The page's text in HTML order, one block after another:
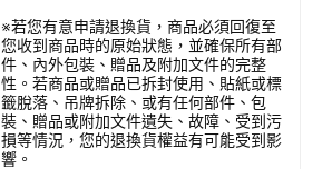
※若您有意申請退換貨，商品必須回復至
您收到商品時的原始狀態，並確保所有部
件、內外包裝、贈品及附加文件的完整
性。若商品或贈品已拆封使用、貼紙或標
籤脫落、吊牌拆除、或有任何部件、包
裝、贈品或附加文件遺失、故障、受到污
損等情況，您的退換貨權益有可能受到影
響。